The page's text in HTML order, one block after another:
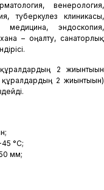
венерология,
туберкулез клиникасы,
медицина, эндоскопия,
– оңалту, санаторлық
2 жиынтығын
2 жиынтығын)
°C;
мм;